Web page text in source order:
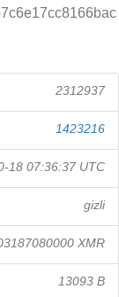
2312937
1423216
18 07:36:37 UTC
gizli
XMR
13093 B